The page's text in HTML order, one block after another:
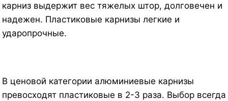
карниз выдержит вес тяжелых штор, долговечен и
надежен. Пластиковые карнизы легкие и
ударопрочные.
В ценовой категории алюминиевые карнизы
превосходят пластиковые в 2-3 раза. Выбор всегда